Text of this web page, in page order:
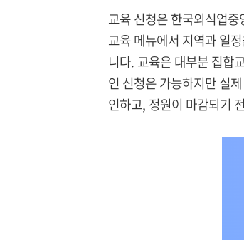
교육 신청은 한국외식업
교육 메뉴에서 지역과 일
니다. 교육은 대부분 집합
인 신청은 가능하지만 실
인하고, 정원이 마감되기